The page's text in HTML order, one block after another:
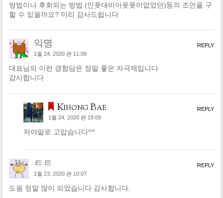
방법이나 후회되는 방법 (인풋대비아웃풋이없었던)등의 조언을 구
할 수 있을까요? 미리 감사드립니다
익명
1월 24, 2020 @ 11:09
대표님의 이런 경험담은 정말 좋은 자극제입니다
감사합니다
REPLY
Kihong Bae
1월 24, 2020 @ 18:09
저야말로 고맙습니다^^
REPLY
ㅌㅌ
1월 23, 2020 @ 10:07
도움 정말 많이 되었습니다 감사합니다.
REPLY